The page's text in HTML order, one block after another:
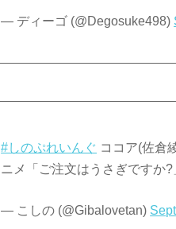
— ディーゴ (@Degosuke498)
#しのぷれいんぐ ココア(佐倉
ニメ「ご注文はうさぎですか
— こしの (@Gibalovetan)